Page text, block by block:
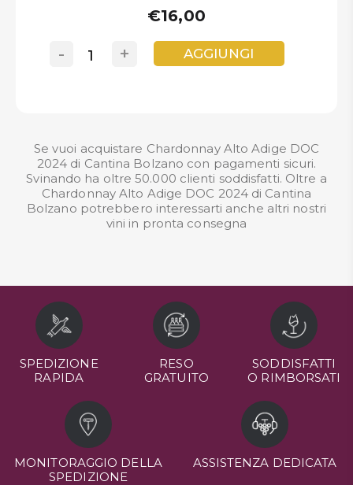
€16,00
+
- AGGIUNGI
Se vuoi acquistare Chardonnay Alto Adige DOC
2024 di Cantina Bolzano con pagamenti sicuri.
Svinando ha oltre 50.000 clienti soddisfatti. Oltre a
Chardonnay Alto Adige DOC 2024 di Cantina
Bolzano potrebbero interessarti anche altri nostri
vini in pronta consegna
SPEDIZIONE
RAPIDA
RESO
GRATUITO
SODDISFATTI
O RIMBORSATI
MONITORAGGIO DELLA
SPEDIZIONE
ASSISTENZA DEDICATA